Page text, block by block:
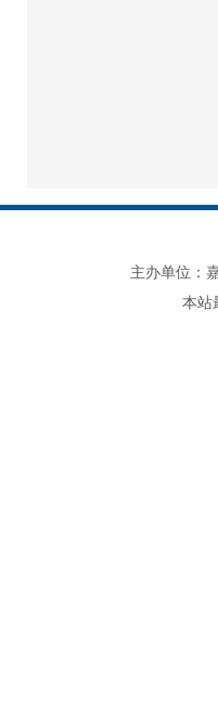
主办单位：
本站